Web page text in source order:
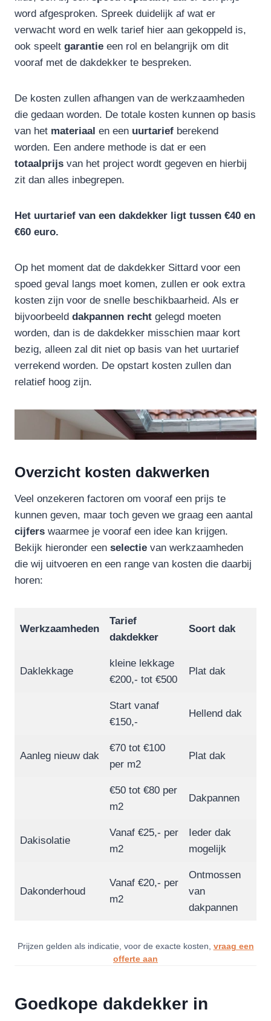
word afgesproken. Spreek duidelijk af wat er
verwacht word en welk tarief hier aan gekoppeld is,
ook speelt garantie een rol en belangrijk om dit
vooraf met de dakdekker te bespreken.
De kosten zullen afhangen van de werkzaamheden
die gedaan worden. De totale kosten kunnen op basis
van het materiaal en een uurtarief berekend
worden. Een andere methode is dat er een
totaalprijs van het project wordt gegeven en hierbij
zit dan alles inbegrepen.
Het uurtarief van een dakdekker ligt tussen €40 en
€60 euro.
Op het moment dat de dakdekker Sittard voor een
spoed geval langs moet komen, zullen er ook extra
kosten zijn voor de snelle beschikbaarheid. Als er
bijvoorbeeld dakpannen recht gelegd moeten
worden, dan is de dakdekker misschien maar kort
bezig, alleen zal dit niet op basis van het uurtarief
verrekend worden. De opstart kosten zullen dan
relatief hoog zijn.
Overzicht kosten dakwerken
Veel onzekeren factoren om vooraf een prijs te
kunnen geven, maar toch geven we graag een aantal
cijfers waarmee je vooraf een idee kan krijgen.
Bekijk hieronder een selectie van werkzaamheden
die wij uitvoeren en een range van kosten die daarbij
horen:
Werkzaamheden
Tarief
dakdekker
Soort dak
Daklekkage
kleine lekkage
€200,- tot €500
Plat dak
Start vanaf
€150,-
Hellend dak
Aanleg nieuw dak
€70 tot €100
per m2
Plat dak
€50 tot €80 per
m2
Dakpannen
Dakisolatie
Vanaf €25,- per
m2
Ieder dak
mogelijk
Dakonderhoud
Vanaf €20,- per
m2
Ontmossen
van
dakpannen
Prijzen gelden als indicatie, voor de exacte kosten, vraag een
offerte aan
Goedkope dakdekker in